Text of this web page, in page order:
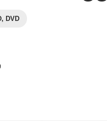
DVD